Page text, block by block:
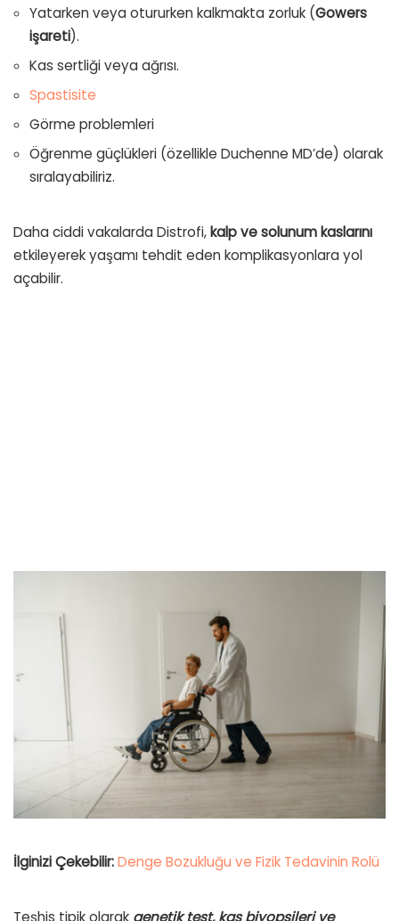
Yatarken veya otururken kalkmakta zorluk (Gowers
işareti).
Kas sertliği veya ağrısı.
Spastisite
Görme problemleri
Öğrenme güçlükleri (özellikle Duchenne MD’de) olarak
sıralayabiliriz.
Daha ciddi vakalarda Distrofi, kalp ve solunum kaslarını
etkileyerek yaşamı tehdit eden komplikasyonlara yol
açabilir.
İlginizi Çekebilir:Denge Bozukluğu ve Fizik Tedavinin Rolü
Teşhis tipik olarak genetik test, kas biyopsileri ve